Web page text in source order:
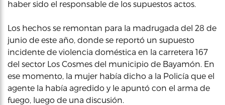
haber sido el responsable de los supuestos actos.
Los hechos se remontan para la madrugada del 28 de
junio de este año, donde se reportó un supuesto
incidente de violencia doméstica en la carretera 167
del sector Los Cosmes del municipio de Bayamón. En
ese momento, la mujer había dicho a la Policía que el
agente la había agredido y le apuntó con el arma de
fuego, luego de una discusión.